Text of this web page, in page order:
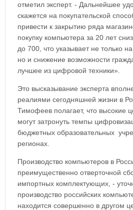
отметил эксперт. - Дальнейшее
скажется на покупательской
привести к закрытию ряда
покупку компьютера за 20 лет
до 700, что указывает не только
но и снижение возможности
лучшее из цифровой техники».
Это высказывание эксперта
реалиями сегодняшней жизни в
Тимофеев полагает, что высокие
могут затронуть темпы
бюджетных образовательных
регионах.
Производство компьютеров в
преимущественно отверточной
импортных комплектующих, -
производство российских
находится совершенно в другом